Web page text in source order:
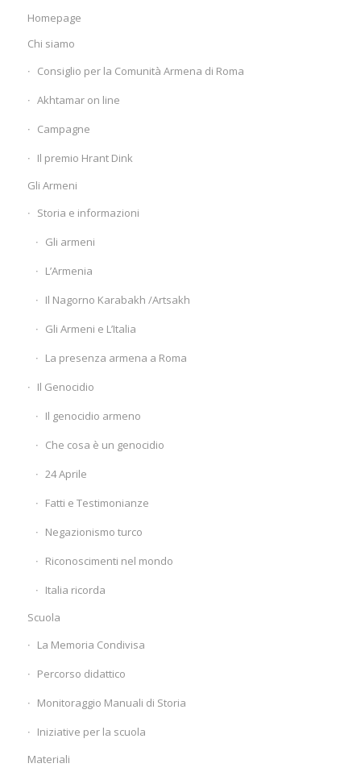
Homepage
Chi siamo
Consiglio per la Comunità Armena di Roma
Akhtamar on line
Campagne
Il premio Hrant Dink
Gli Armeni
Storia e informazioni
Gli armeni
L’Armenia
Il Nagorno Karabakh /Artsakh
Gli Armeni e L’Italia
La presenza armena a Roma
Il Genocidio
Il genocidio armeno
Che cosa è un genocidio
24 Aprile
Fatti e Testimonianze
Negazionismo turco
Riconoscimenti nel mondo
Italia ricorda
Scuola
La Memoria Condivisa
Percorso didattico
Monitoraggio Manuali di Storia
Iniziative per la scuola
Materiali